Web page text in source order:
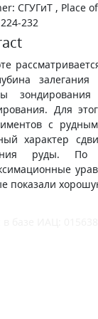
СГУГиТ , Place
232
Для
с
характер
руды. По
показали